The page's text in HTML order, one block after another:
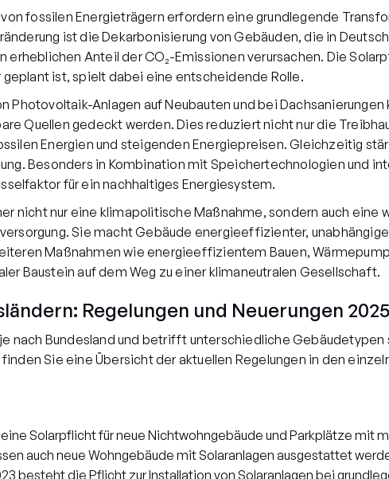
fossilen Energieträgern erfordern eine grundlegende
ist die Dekarbonisierung von Gebäuden, die in
erheblichen Anteil der CO₂-Emissionen verursachen. Die
ist, spielt dabei eine entscheidende Rolle.
Photovoltaik-Anlagen auf Neubauten und bei Dachsanierungen
Quellen gedeckt werden. Dies reduziert nicht nur die
Energien und steigenden Energiepreisen. Gleichzeitig
Besonders in Kombination mit Speichertechnologien und
für ein nachhaltiges Energiesystem.
nicht nur eine klimapolitische Maßnahme, sondern auch eine
Sie macht Gebäude energieeffizienter,
Maßnahmen wie energieeffizientem Bauen,
Baustein auf dem Weg zu einer klimaneutralen Gesellschaft.
Regelungen und Neuerungen 2025
nach Bundesland und betrifft unterschiedliche Gebäudetypen
Sie eine Übersicht der aktuellen Regelungen in den
Solarpflicht für neue Nichtwohngebäude und Parkplätze mit
auch neue Wohngebäude mit Solaranlagen ausgestattet
besteht die Pflicht zur Installation von Solaranlagen bei